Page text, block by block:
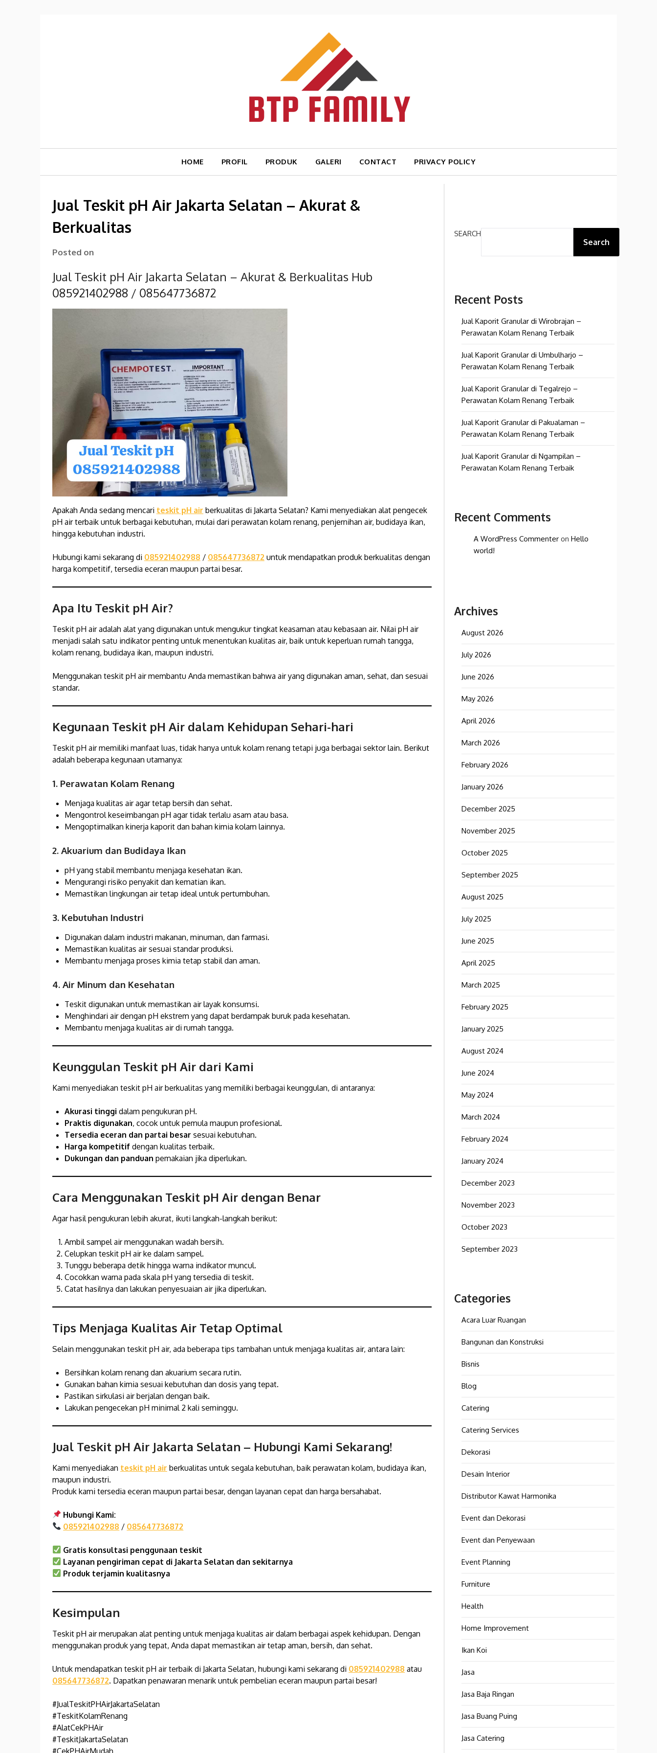
HOME PROFIL PRODUK GALERI CONTACT PRIVACY POLICY
Jual Teskit pH Air Jakarta Selatan – Akurat &
Berkualitas
Posted on
Jual Teskit pH Air Jakarta Selatan – Akurat & Berkualitas Hub
085921402988 / 085647736872
Apakah Anda sedang mencari teskit pH air berkualitas di Jakarta Selatan? Kami menyediakan alat pengecek
pH air terbaik untuk berbagai kebutuhan, mulai dari perawatan kolam renang, penjernihan air, budidaya ikan,
hingga kebutuhan industri.
Hubungi kami sekarang di 085921402988 / 085647736872 untuk mendapatkan produk berkualitas dengan
harga kompetitif, tersedia eceran maupun partai besar.
Apa Itu Teskit pH Air?
Teskit pH air adalah alat yang digunakan untuk mengukur tingkat keasaman atau kebasaan air. Nilai pH air
menjadi salah satu indikator penting untuk menentukan kualitas air, baik untuk keperluan rumah tangga,
kolam renang, budidaya ikan, maupun industri.
Menggunakan teskit pH air membantu Anda memastikan bahwa air yang digunakan aman, sehat, dan sesuai
standar.
Kegunaan Teskit pH Air dalam Kehidupan Sehari-hari
Teskit pH air memiliki manfaat luas, tidak hanya untuk kolam renang tetapi juga berbagai sektor lain. Berikut
adalah beberapa kegunaan utamanya:
1. Perawatan Kolam Renang
Menjaga kualitas air agar tetap bersih dan sehat.
Mengontrol keseimbangan pH agar tidak terlalu asam atau basa.
Mengoptimalkan kinerja kaporit dan bahan kimia kolam lainnya.
2. Akuarium dan Budidaya Ikan
pH yang stabil membantu menjaga kesehatan ikan.
Mengurangi risiko penyakit dan kematian ikan.
Memastikan lingkungan air tetap ideal untuk pertumbuhan.
3. Kebutuhan Industri
Digunakan dalam industri makanan, minuman, dan farmasi.
Memastikan kualitas air sesuai standar produksi.
Membantu menjaga proses kimia tetap stabil dan aman.
4. Air Minum dan Kesehatan
Teskit digunakan untuk memastikan air layak konsumsi.
Menghindari air dengan pH ekstrem yang dapat berdampak buruk pada kesehatan.
Membantu menjaga kualitas air di rumah tangga.
Keunggulan Teskit pH Air dari Kami
Kami menyediakan teskit pH air berkualitas yang memiliki berbagai keunggulan, di antaranya:
Akurasi tinggi dalam pengukuran pH.
Praktis digunakan, cocok untuk pemula maupun profesional.
Tersedia eceran dan partai besar sesuai kebutuhan.
Harga kompetitif dengan kualitas terbaik.
Dukungan dan panduan pemakaian jika diperlukan.
Cara Menggunakan Teskit pH Air dengan Benar
Agar hasil pengukuran lebih akurat, ikuti langkah-langkah berikut:
Ambil sampel air menggunakan wadah bersih.
Celupkan teskit pH air ke dalam sampel.
Tunggu beberapa detik hingga warna indikator muncul.
Cocokkan warna pada skala pH yang tersedia di teskit.
Catat hasilnya dan lakukan penyesuaian air jika diperlukan.
Tips Menjaga Kualitas Air Tetap Optimal
Selain menggunakan teskit pH air, ada beberapa tips tambahan untuk menjaga kualitas air, antara lain:
Bersihkan kolam renang dan akuarium secara rutin.
Gunakan bahan kimia sesuai kebutuhan dan dosis yang tepat.
Pastikan sirkulasi air berjalan dengan baik.
Lakukan pengecekan pH minimal 2 kali seminggu.
Jual Teskit pH Air Jakarta Selatan – Hubungi Kami Sekarang!
Kami menyediakan teskit pH air berkualitas untuk segala kebutuhan, baik perawatan kolam, budidaya ikan,
maupun industri.
Produk kami tersedia eceran maupun partai besar, dengan layanan cepat dan harga bersahabat.
Hubungi Kami:
085921402988 / 085647736872
Gratis konsultasi penggunaan teskit
Layanan pengiriman cepat di Jakarta Selatan dan sekitarnya
Produk terjamin kualitasnya
Kesimpulan
Teskit pH air merupakan alat penting untuk menjaga kualitas air dalam berbagai aspek kehidupan. Dengan
menggunakan produk yang tepat, Anda dapat memastikan air tetap aman, bersih, dan sehat.
Untuk mendapatkan teskit pH air terbaik di Jakarta Selatan, hubungi kami sekarang di 085921402988 atau
085647736872. Dapatkan penawaran menarik untuk pembelian eceran maupun partai besar!
#JualTeskitPHAirJakartaSelatan
#TeskitKolamRenang
#AlatCekPHAir
#TeskitJakartaSelatan
#CekPHAirMudah
SEARCH
Search
Recent Posts
Jual Kaporit Granular di Wirobrajan –
Perawatan Kolam Renang Terbaik
Jual Kaporit Granular di Umbulharjo –
Perawatan Kolam Renang Terbaik
Jual Kaporit Granular di Tegalrejo –
Perawatan Kolam Renang Terbaik
Jual Kaporit Granular di Pakualaman –
Perawatan Kolam Renang Terbaik
Jual Kaporit Granular di Ngampilan –
Perawatan Kolam Renang Terbaik
Recent Comments
A WordPress Commenter on Hello
world!
Archives
August 2026
July 2026
June 2026
May 2026
April 2026
March 2026
February 2026
January 2026
December 2025
November 2025
October 2025
September 2025
August 2025
July 2025
June 2025
April 2025
March 2025
February 2025
January 2025
August 2024
June 2024
May 2024
March 2024
February 2024
January 2024
December 2023
November 2023
October 2023
September 2023
Categories
Acara Luar Ruangan
Bangunan dan Konstruksi
Bisnis
Blog
Catering
Catering Services
Dekorasi
Desain Interior
Distributor Kawat Harmonika
Event dan Dekorasi
Event dan Penyewaan
Event Planning
Furniture
Health
Home Improvement
Ikan Koi
Jasa
Jasa Baja Ringan
Jasa Buang Puing
Jasa Catering